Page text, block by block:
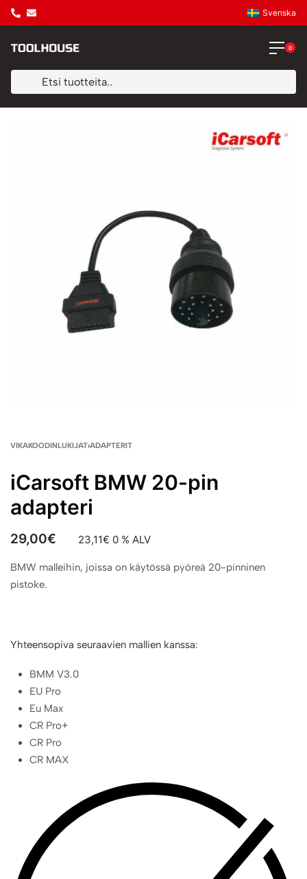
Svenska
0
VIKAKOODINLUKIJAT›ADAPTERIT
iCarsoft BMW 20-pin
adapteri
29,00€ 23,11€ 0 % ALV
BMW malleihin, joissa on käytössä pyöreä 20-pinninen
pistoke.
Yhteensopiva seuraavien mallien kanssa:
BMM V3.0
EU Pro
Eu Max
CR Pro+
CR Pro
CR MAX